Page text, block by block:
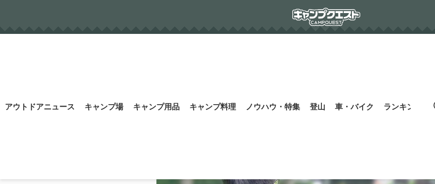
アウトドアニュース キャンプ場 キャンプ用品 キャンプ料理 ノウハウ・特集 登山 車・バイク ランキング
Search